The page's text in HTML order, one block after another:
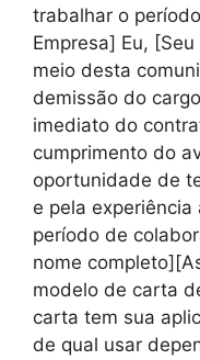
trabalhar o
Empresa] Eu,
meio desta
demissão do
imediato do
cumprimento do
oportunidade de
e pela
período de
nome
modelo de carta
carta tem sua
de qual usar